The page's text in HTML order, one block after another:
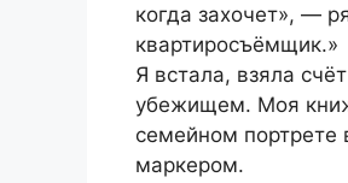
когда захочет», —
квартиросъёмщик.»
Я встала, взяла
убежищем. Моя
семейном портрете
маркером.